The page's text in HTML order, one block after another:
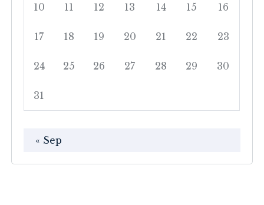
10 11 12 13 14 15 16
17 18 19 20 21 22 23
24 25 26 27 28 29 30
31
« Sep